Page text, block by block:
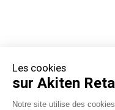
Les cookies
sur Akiten
Notre site utilise des